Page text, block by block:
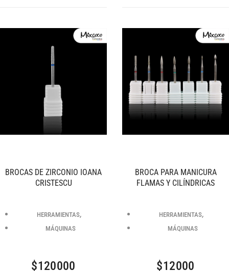
BROCAS DE ZIRCONIO IOANA
CRISTESCU
HERRAMIENTAS,
MÁQUINAS
$120000
BROCA PARA MANICURA
FLAMAS Y CILÍNDRICAS
HERRAMIENTAS,
MÁQUINAS
$12000